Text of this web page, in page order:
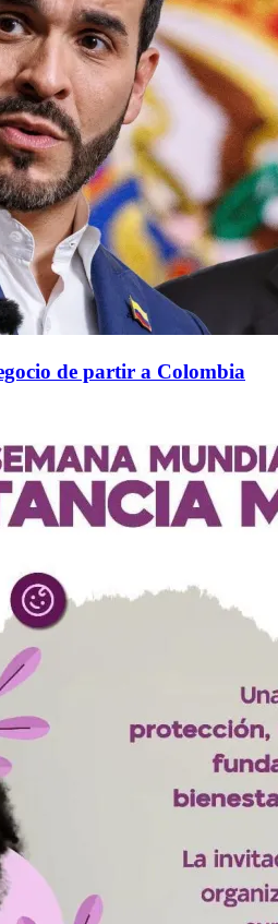
de partir a Colombia